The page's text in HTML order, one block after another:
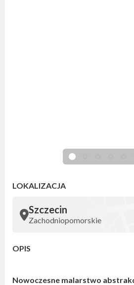
LOKALIZACJA
Szczecin
Zachodniopomorskie
OPIS
Nowoczesne malarstwo